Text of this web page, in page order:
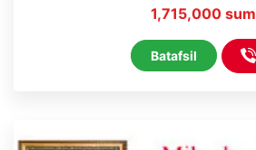
1,715,000 sum
Batafsil